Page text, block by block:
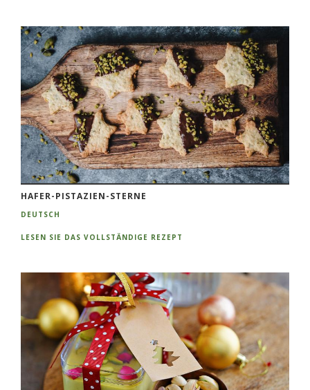
HAFER-PISTAZIEN-STERNE
DEUTSCH
LESEN SIE DAS VOLLSTÄNDIGE REZEPT